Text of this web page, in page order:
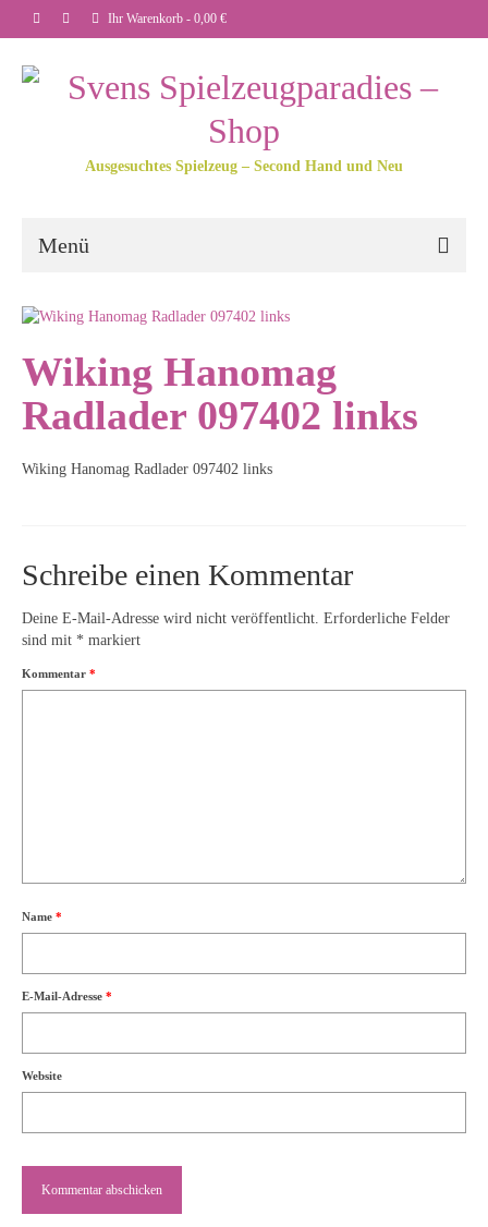
Ihr Warenkorb - 0,00 €
Ausgesuchtes Spielzeug – Second Hand und Neu
Menü
Wiking Hanomag
Radlader 097402 links
Wiking Hanomag Radlader 097402 links
Schreibe einen Kommentar
Deine E-Mail-Adresse wird nicht veröffentlicht. Erforderliche Felder
sind mit * markiert
Kommentar *
Name *
E-Mail-Adresse *
Website